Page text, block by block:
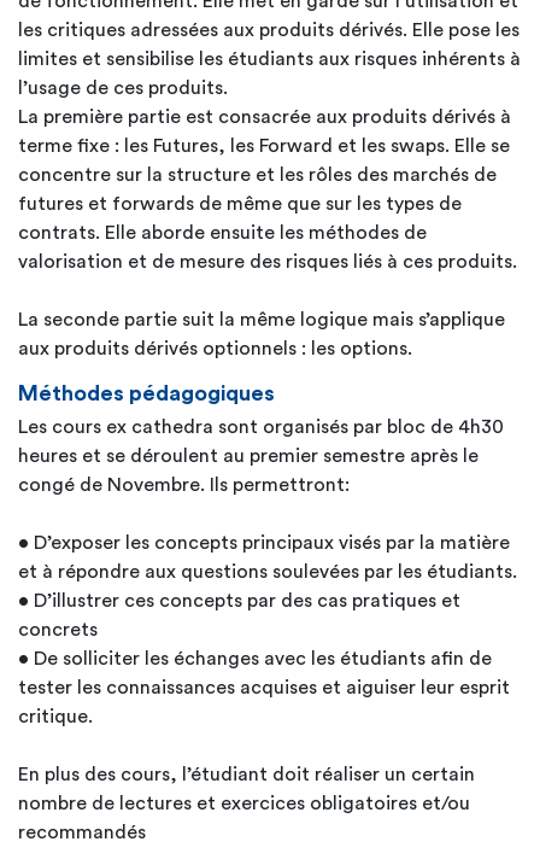
les critiques adressées aux produits dérivés. Elle pose les
limites et sensibilise les étudiants aux risques inhérents à
l’usage de ces produits.
La première partie est consacrée aux produits dérivés à
terme fixe : les Futures, les Forward et les swaps. Elle se
concentre sur la structure et les rôles des marchés de
futures et forwards de même que sur les types de
contrats. Elle aborde ensuite les méthodes de
valorisation et de mesure des risques liés à ces produits.
La seconde partie suit la même logique mais s’applique
aux produits dérivés optionnels : les options.
Méthodes pédagogiques
Les cours ex cathedra sont organisés par bloc de 4h30
heures et se déroulent au premier semestre après le
congé de Novembre. Ils permettront:
• D’exposer les concepts principaux visés par la matière
et à répondre aux questions soulevées par les étudiants.
• D’illustrer ces concepts par des cas pratiques et
concrets
• De solliciter les échanges avec les étudiants afin de
tester les connaissances acquises et aiguiser leur esprit
critique.
En plus des cours, l’étudiant doit réaliser un certain
nombre de lectures et exercices obligatoires et/ou
recommandés